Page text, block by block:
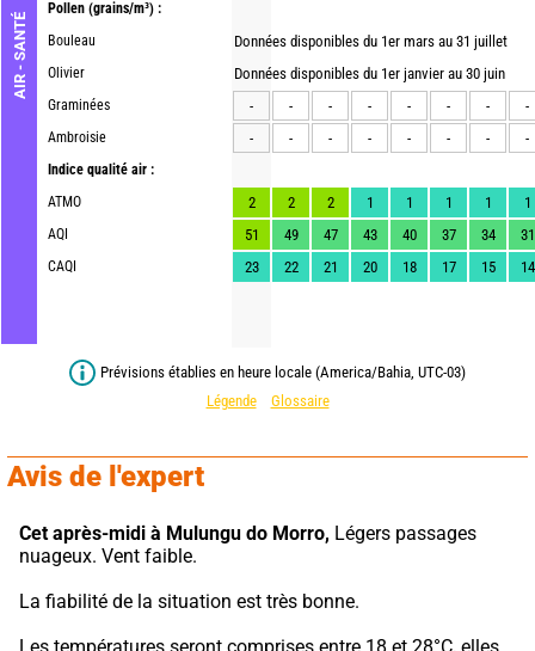
AIR - SANTÉ
Pollen (grains/m³) :
Bouleau
Olivier
Graminées
Ambroisie
Indice qualité air :
ATMO
AQI
CAQI
Données disponibles du 1er mars au 31 juillet
Données disponibles du 1er janvier au 30 juin
-
- - - - - -
-
-
- - - - - - -
2 2 2 1 1 1 1
1
51
49 47 43 40 37 34
31
23
22 21 20 18 17 15 14
Prévisions établies en heure locale (America/Bahia, UTC-03)
Légende
Glossaire
Avis de l'expert
Cet après-midi à Mulungu do Morro, Légers passages
nuageux. Vent faible.
La fiabilité de la situation est très bonne.